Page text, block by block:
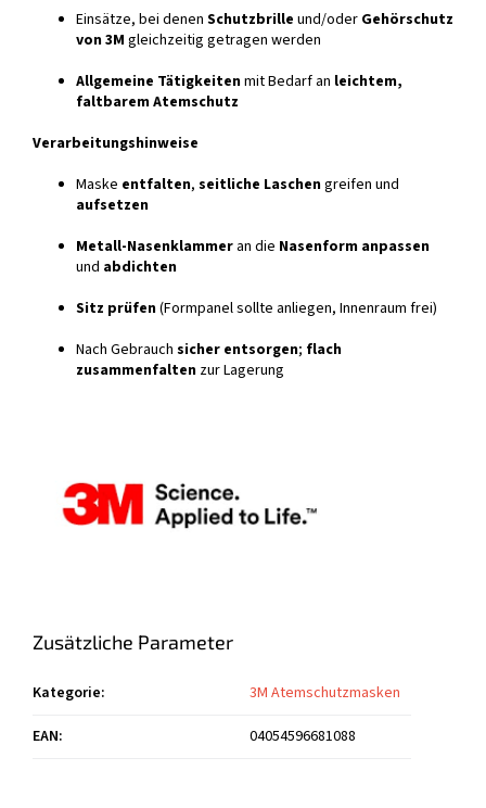
Einsätze, bei denen Schutzbrille und/oder Gehörschutz
von 3M gleichzeitig getragen werden
Allgemeine Tätigkeitenmit Bedarf an leichtem,
faltbarem Atemschutz
Verarbeitungshinweise
Maske entfalten, seitliche Laschengreifen und
aufsetzen
Metall-Nasenklammer an die Nasenform anpassen
und abdichten
Sitz prüfen(Formpanel sollte anliegen, Innenraum frei)
Nach Gebrauch sicher entsorgen; flach
zusammenfalten zur Lagerung
Zusätzliche Parameter
Kategorie:
3M Atemschutzmasken
EAN: 04054596681088